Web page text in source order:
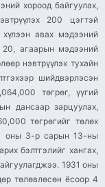
хороод байгуулах,
200 цэгтэй
авах мэдээний
20, агаарын мэдээний
нэвтрүүлэх тухайн
шийдвэрлэсэн
төгрөг, үүгий
дансаар зарцуулах,
төгрөгийг төлөх
оны 3-р сарын 13-ны
бэлтгэлийг хангах,
1931 оны
төлөвлөсөн ёсоор 4